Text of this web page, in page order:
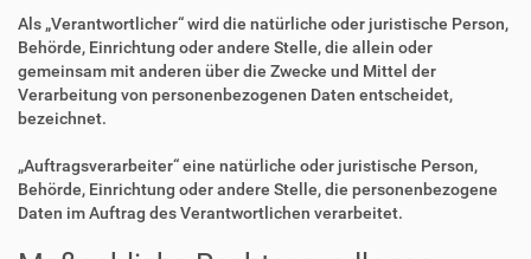
Als „Verantwortlicher“ wird die natürliche oder juristische Person,
Behörde, Einrichtung oder andere Stelle, die allein oder
gemeinsam mit anderen über die Zwecke und Mittel der
Verarbeitung von personenbezogenen Daten entscheidet,
bezeichnet.
„Auftragsverarbeiter“ eine natürliche oder juristische Person,
Behörde, Einrichtung oder andere Stelle, die personenbezogene
Daten im Auftrag des Verantwortlichen verarbeitet.